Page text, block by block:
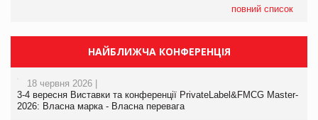
повний список
НАЙБЛИЖЧА КОНФЕРЕНЦІЯ
18 червня 2026 |
3-4 вересня Виставки та конференції PrivateLabel&FMCG Master-
2026: Власна марка - Власна перевага